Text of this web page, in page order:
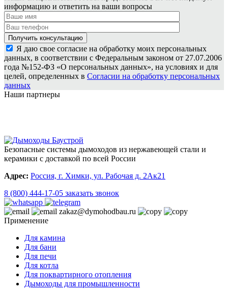
информацию и ответить на ваши вопросы
Я даю свое согласие на обработку моих персональных
данных, в соответствии с Федеральным законом от 27.07.2006
года №152-ФЗ «О персональных данных», на условиях и для
целей, определенных в Согласии на обработку персональных
данных
Наши партнеры
Безопасные системы дымоходов из нержавеющей стали и
керамики с доставкой по всей России
Адрес: Россия, г. Химки, ул. Рабочая д. 2Ак21
8 (800) 444-17-05 заказать звонок
zakaz@dymohodbau.ru
Применение
Для камина
Для бани
Для печи
Для котла
Для поквартирного отопления
Дымоходы для промышленности